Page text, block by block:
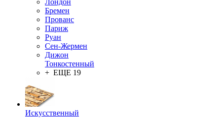
Лондон
Бремен
Прованс
Париж
Руан
Сен-Жермен
Дижон
Тонкостенный
+ ЕЩЕ 19
Искусственный